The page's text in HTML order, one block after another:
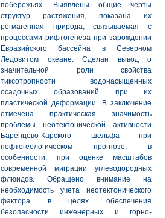
побережьях. Выявлены общие черты
структур растяжения, показана их
регмагенная природа, связываемая с
процессами рифтогенеза при зарождении
Евразийского бассейна в Северном
Ледовитом океане. Сделан вывод о
значительной роли свойства
тиксотропности водонасыщенных
осадочных образований при их
пластической деформации. В заключение
отмечена практическая значимость
проблемы неотектонической активности
Баренцево-Карского шельфа при
нефтегеологическом прогнозе, в
особенности, при оценке масштабов
современной миграции углеводородных
флюидов. Обращено внимание на
необходимость учета неотектонического
фактора в целях обеспечения
безопасности инженерных и горно-